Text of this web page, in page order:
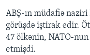
ABŞ-ın müdafiə
görüşdə iştirak edir.
47 ölkənin, NATO-
etmişdi.